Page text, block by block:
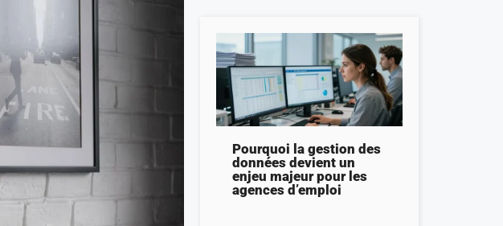
Pourquoi la gestion des
données devient un
enjeu majeur pour les
agences d’emploi